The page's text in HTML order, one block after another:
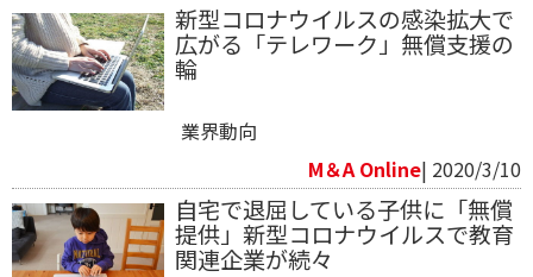
新型コロナウイルスの感染拡大で
広がる「テレワーク」無償支援の
輪
業界動向
M＆A Online| 2020/3/10
自宅で退屈している子供に「無償
提供」新型コロナウイルスで教育
関連企業が続々